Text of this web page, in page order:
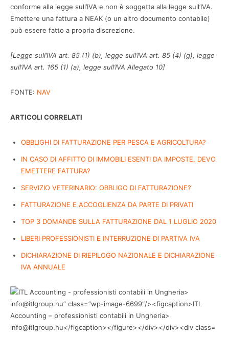
conforme alla legge sull’IVA e non è soggetta alla legge sull’IVA.
Emettere una fattura a NEAK (o un altro documento contabile)
può essere fatto a propria discrezione.
[Legge sull’IVA art. 85 (1) (b), legge sull’IVA art. 85 (4) (g), legge
sull’IVA art. 165 (1) (a), legge sull’IVA Allegato 10]
FONTE: NAV
ARTICOLI CORRELATI
OBBLIGHI DI FATTURAZIONE PER PESCA E AGRICOLTURA?
IN CASO DI AFFITTO DI IMMOBILI ESENTI DA IMPOSTE, DEVO
EMETTERE FATTURA?
SERVIZIO VETERINARIO: OBBLIGO DI FATTURAZIONE?
FATTURAZIONE E ACCOGLIENZA DA PARTE DI PRIVATI
TOP 3 DOMANDE SULLA FATTURAZIONE DAL 1 LUGLIO 2020
LIBERI PROFESSIONISTI E INTERRUZIONE DI PARTIVA IVA
DICHIARAZIONE DI RIEPILOGO NAZIONALE E DICHIARAZIONE
IVA ANNUALE